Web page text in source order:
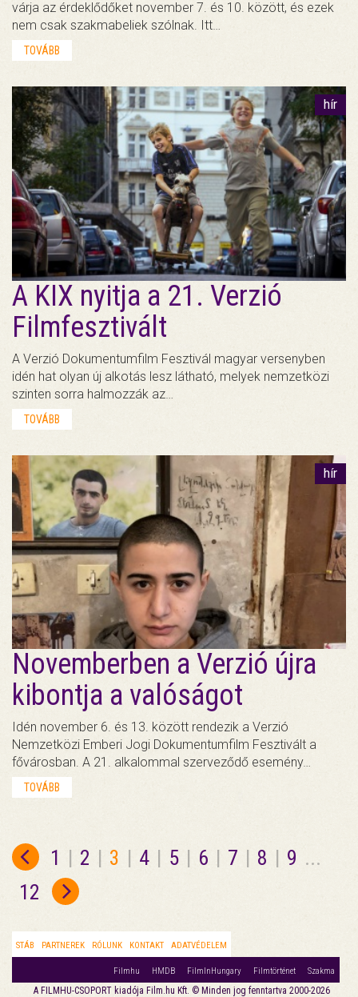
várja az érdeklődőket november 7. és 10. között, és ezek
nem csak szakmabeliek szólnak. Itt…
TOVÁBB
hír
A KIX nyitja a 21. Verzió
Filmfesztivált
A Verzió Dokumentumfilm Fesztivál magyar versenyben
idén hat olyan új alkotás lesz látható, melyek nemzetközi
szinten sorra halmozzák az…
TOVÁBB
hír
Novemberben a Verzió újra
kibontja a valóságot
Idén november 6. és 13. között rendezik a Verzió
Nemzetközi Emberi Jogi Dokumentumfilm Fesztivált a
fővárosban. A 21. alkalommal szerveződő esemény…
TOVÁBB
1 | 2 | 3 | 4 | 5 | 6 | 7 | 8 | 9 ...
12
STÁB PARTNEREK RÓLUNK KONTAKT ADATVÉDELEM
Filmhu HMDB FilmInHungary Filmtörténet Szakma
A FILMHU-CSOPORT kiadója Film.hu Kft. © Minden jog fenntartva 2000-2026